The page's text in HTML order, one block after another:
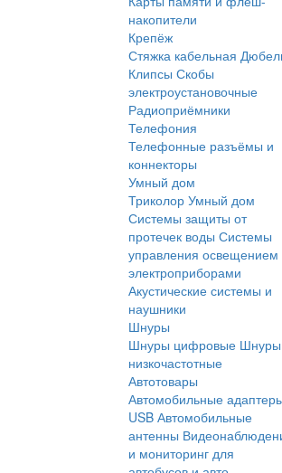
накопители
Крепёж
Стяжка кабельная
Клипсы Скобы
электроустановочные
Радиоприёмники
Телефония
Телефонные разъёмы и
коннекторы
Умный дом
Триколор Умный дом
Системы защиты от
протечек воды Системы
управления освещением
электроприборами
Акустические системы и
наушники
Шнуры
Шнуры цифровые Шнуры
низкочастотные
Автотовары
Автомобильные
USB Автомобильные
антенны
и мониторинг для